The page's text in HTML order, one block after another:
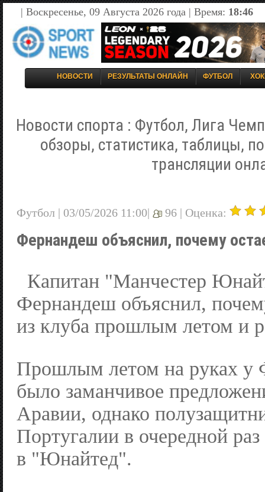
| Воскресенье, 09 Августа 2026 года | Время: 18:46
НОВОСТИ РЕЗУЛЬТАТЫ ОНЛАЙН ФУТБОЛ
Новости спорта : Футбол, Лига
обзоры, статистика, таблицы,
трансляции
Футбол | 03/05/2026 11:00| 96 | Оценка:
Фернандеш объяснил, почему
Капитан "Манчестер
Фернандеш объяснил,
из клуба прошлым летом и
Прошлым летом на руках у
было заманчивое
Аравии, однако
Португалии в очередной
в "Юнайтед".